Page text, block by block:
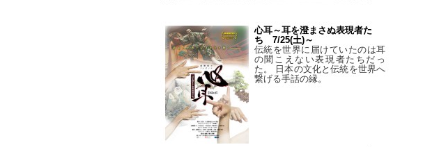
心耳～耳を澄まさぬ表現者た
ち 7/25(土)～
伝統を世界に届けていたのは耳
の聞こえない表現者たちだっ
た。 日本の文化と伝統を世界へ
繋げる手話の縁。